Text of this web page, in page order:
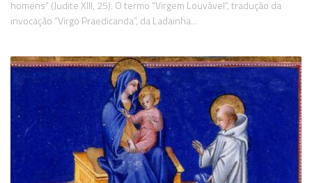
homens” (Judite XIII, 25). O termo “Virgem Louvável”, tradução da
invocação “Virgo Praedicanda”, da Ladainha...